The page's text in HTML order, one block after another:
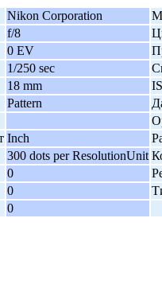
Nikon Corporation
f/8
0 EV
1/250 sec
18 mm
Pattern
Inch
300 dots per ResolutionUnit
0
0
0